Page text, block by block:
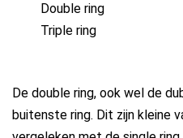
Double ring
Triple ring
De double ring, ook wel de
buitenste ring. Dit zijn kleine